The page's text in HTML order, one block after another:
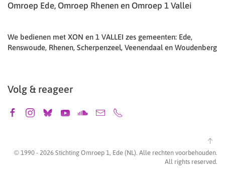
Omroep Ede, Omroep Rhenen en Omroep 1 Vallei
We bedienen met XON en 1 VALLEI zes gemeenten: Ede,
Renswoude, Rhenen, Scherpenzeel, Veenendaal en Woudenberg
Volg & reageer
© 1990 - 2026 Stichting Omroep 1, Ede (NL). Alle rechten voorbehouden.
All rights reserved.